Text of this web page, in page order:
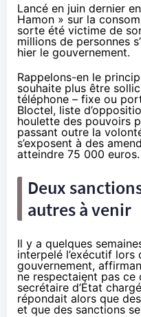
Lancé en juin dernier
Hamon » sur la
sorte été victime de
millions de personnes
hier le gouvernement.
Rappelons-en le
souhaite plus être
téléphone – fixe ou
Bloctel, liste
houlette des pouvoirs
passant outre la
s’exposent à des
atteindre 75 000 euros.
Deux
autres à venir
Il y a quelques
interpelé l’exécutif lors
gouvernement,
ne respectaient pas ce
secrétaire d’État
répondait alors que
et que des sanctions